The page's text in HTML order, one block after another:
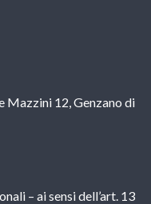
Mazzini 12, Genzano di
– ai sensi dell’art. 13